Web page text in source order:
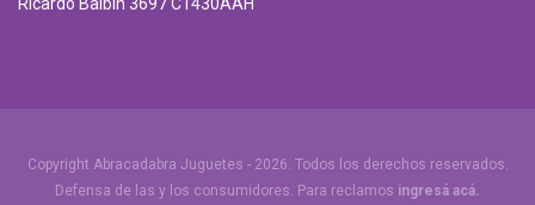
Copyright Abracadabra Juguetes - 2026. Todos los derechos reservados.
Defensa de las y los consumidores. Para reclamos ingresá acá.